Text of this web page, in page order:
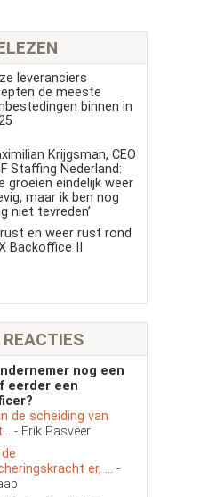
leveranciers
de meeste
binnen in
Krijgsman, CEO
Staffing Nederland:
groeien eindelijk weer
maar ik ben nog
niet tevreden’
en weer rust rond
Backoffice II
nog een
eerder een
de scheiding van
- Erik Pasveer
er, ... -